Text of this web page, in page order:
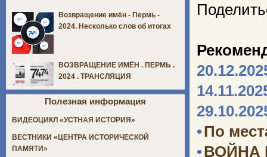
•По
•ВОЙНА
Возвращение имён - Пермь -
2024. Несколько слов об итогах
ВОЗВРАЩЕНИЕ ИМЁН . ПЕРМЬ .
2024 . ТРАНСЛЯЦИЯ
Полезная информация
ВИДЕОЦИКЛ «УСТНАЯ ИСТОРИЯ»
ВЕСТНИКИ «ЦЕНТРА ИСТОРИЧЕСКОЙ
ПАМЯТИ»